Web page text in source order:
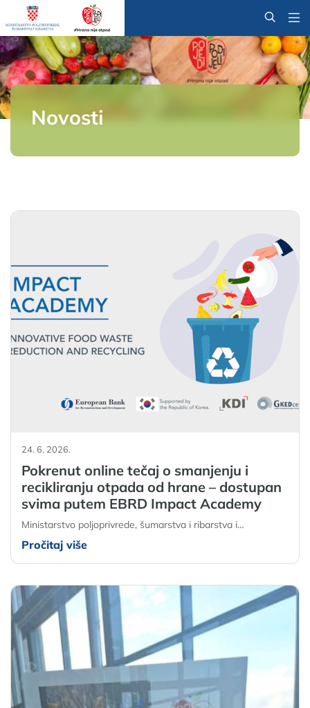
@
Novosti
24. 6. 2026.
Pokrenut online tečaj o smanjenju i
recikliranju otpada od hrane – dostupan
svima putem EBRD Impact Academy
Ministarstvo poljoprivrede, šumarstva i ribarstva i…
Pročitaj više